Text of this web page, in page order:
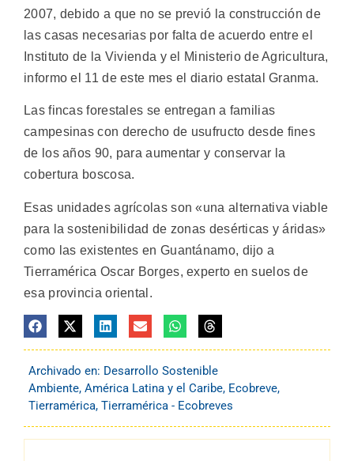
2007, debido a que no se previó la construcción de
las casas necesarias por falta de acuerdo entre el
Instituto de la Vivienda y el Ministerio de Agricultura,
informo el 11 de este mes el diario estatal Granma.
Las fincas forestales se entregan a familias
campesinas con derecho de usufructo desde fines
de los años 90, para aumentar y conservar la
cobertura boscosa.
Esas unidades agrícolas son «una alternativa viable
para la sostenibilidad de zonas desérticas y áridas»
como las existentes en Guantánamo, dijo a
Tierramérica Oscar Borges, experto en suelos de
esa provincia oriental.
Archivado en: Desarrollo Sostenible
Ambiente, América Latina y el Caribe, Ecobreve,
Tierramérica, Tierramérica - Ecobreves